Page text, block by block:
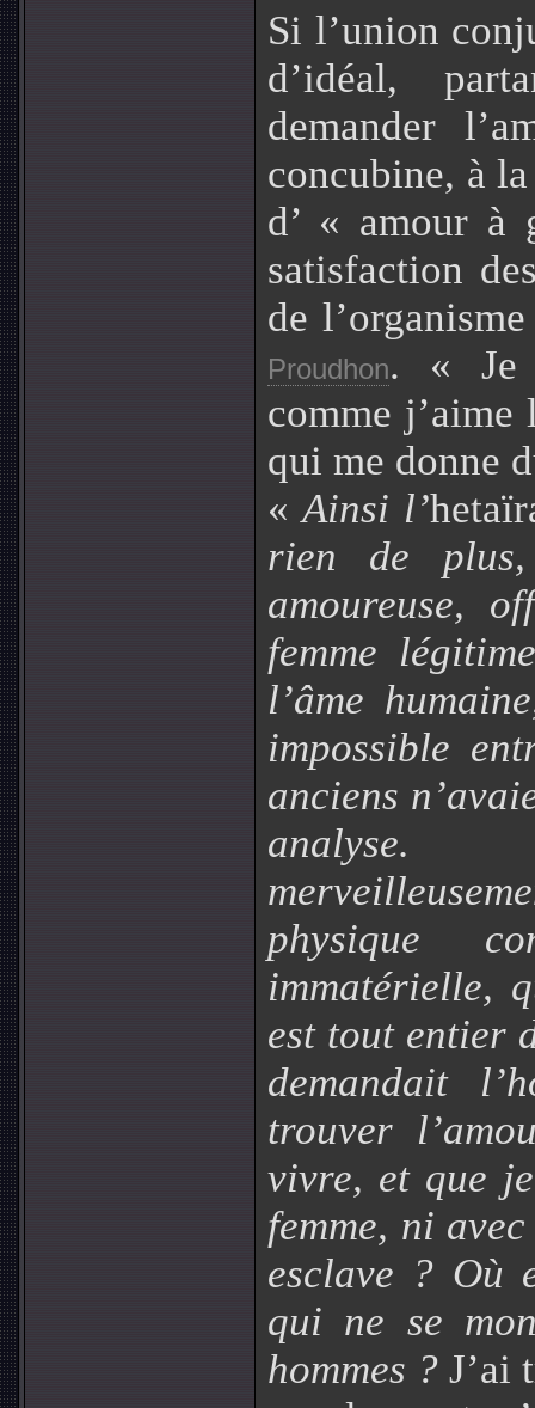
Si l’union
d’idéal,
demander
concubine, à
d’ « amour à
satisfaction
de
Proudhon. « Je
comme
qui me donne
«Ainsi l’
rien de
amoureuse,
femme
l’âme
impossible
anciens
analyse.
physique
immatérielle,
est tout entier
demandait
trouver
vivre, et que
femme, ni
esclave ? Où
qui ne se
hommes ?J’ai